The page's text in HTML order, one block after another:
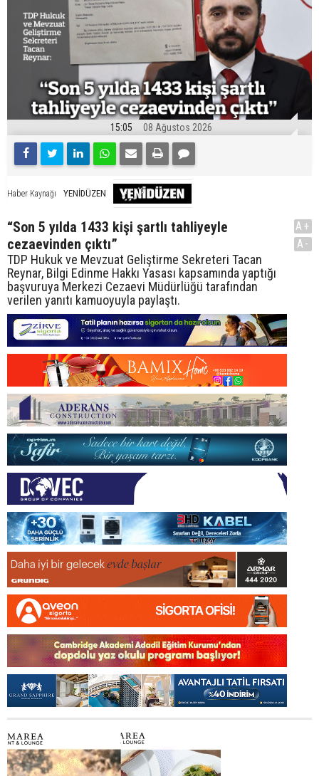
15:05 08 Ağustos 2026
Haber Kaynağı YENİDÜZEN
“Son 5 yılda 1433 kişi şartlı tahliyeyle
cezaevinden çıktı”
TDP Hukuk ve Mevzuat Geliştirme Sekreteri Tacan
Reynar, Bilgi Edinme Hakkı Yasası kapsamında yaptığı
başvuruya Merkezi Cezaevi Müdürlüğü tarafından
verilen yanıtı kamuoyuyla paylaştı.
A+
A-